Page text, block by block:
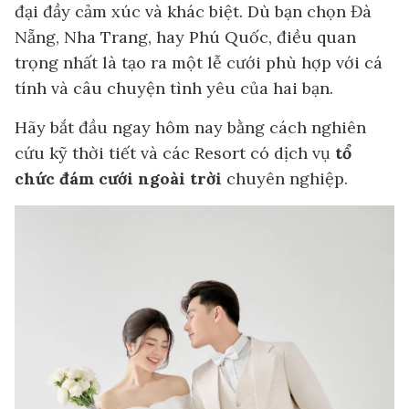
đại đầy cảm xúc và khác biệt. Dù bạn chọn Đà
Nẵng, Nha Trang, hay Phú Quốc, điều quan
trọng nhất là tạo ra một lễ cưới phù hợp với cá
tính và câu chuyện tình yêu của hai bạn.
Hãy bắt đầu ngay hôm nay bằng cách nghiên
cứu kỹ thời tiết và các Resort có dịch vụ tổ
chức đám cưới ngoài trời chuyên nghiệp.